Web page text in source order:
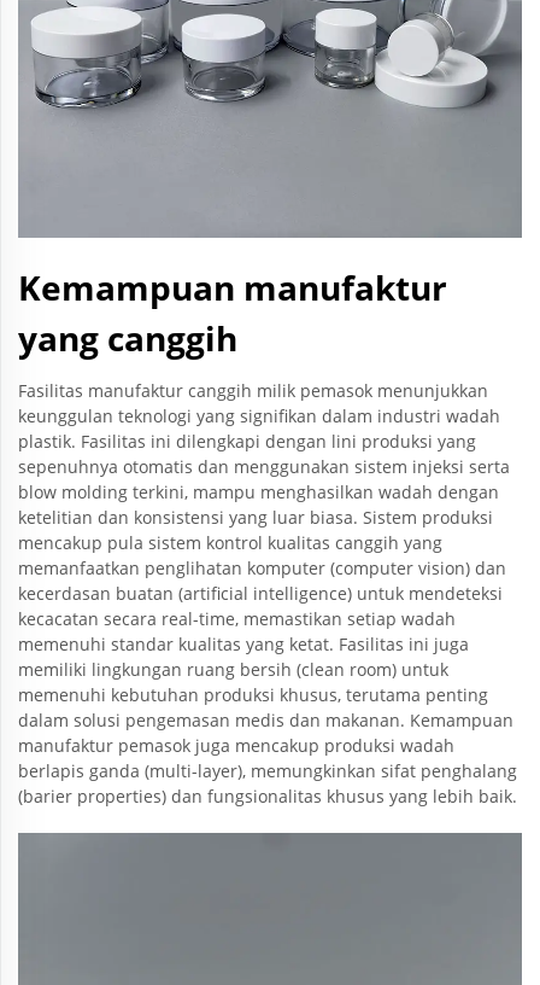
Kemampuan manufaktur
yang canggih
Fasilitas manufaktur canggih milik pemasok menunjukkan
keunggulan teknologi yang signifikan dalam industri wadah
plastik. Fasilitas ini dilengkapi dengan lini produksi yang
sepenuhnya otomatis dan menggunakan sistem injeksi serta
blow molding terkini, mampu menghasilkan wadah dengan
ketelitian dan konsistensi yang luar biasa. Sistem produksi
mencakup pula sistem kontrol kualitas canggih yang
memanfaatkan penglihatan komputer (computer vision) dan
kecerdasan buatan (artificial intelligence) untuk mendeteksi
kecacatan secara real-time, memastikan setiap wadah
memenuhi standar kualitas yang ketat. Fasilitas ini juga
memiliki lingkungan ruang bersih (clean room) untuk
memenuhi kebutuhan produksi khusus, terutama penting
dalam solusi pengemasan medis dan makanan. Kemampuan
manufaktur pemasok juga mencakup produksi wadah
berlapis ganda (multi-layer), memungkinkan sifat penghalang
(barier properties) dan fungsionalitas khusus yang lebih baik.